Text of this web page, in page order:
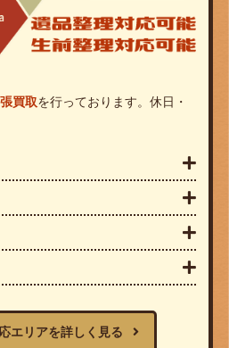
買取を行っております。休日・
エリアを詳しく見る